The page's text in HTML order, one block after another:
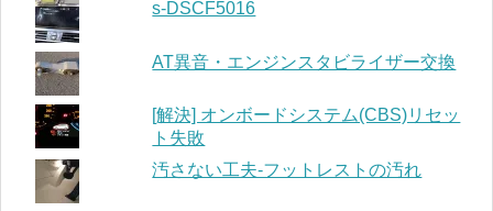
s-DSCF5016
AT異音・エンジンスタビライザー交換
[解決] オンボードシステム(CBS)リセッ
ト失敗
汚さない工夫-フットレストの汚れ